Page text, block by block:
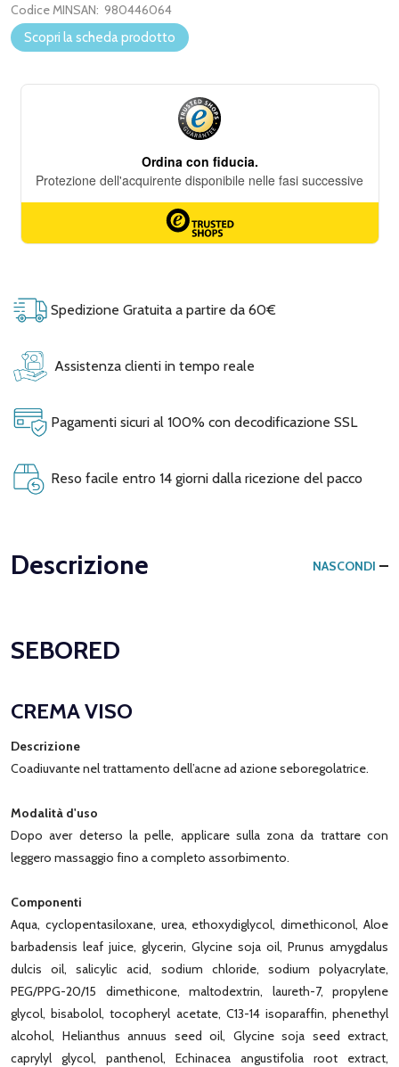
Codice MINSAN: 980446064
Scopri la scheda prodotto
Spedizione Gratuita a partire da 60€
Assistenza clienti in tempo reale
Pagamenti sicuri al 100% con decodificazione SSL
Reso facile entro 14 giorni dalla ricezione del pacco
Descrizione NASCONDI
SEBORED
CREMA VISO
Descrizione
Coadiuvante nel trattamento dell’acne ad azione seboregolatrice.
Modalità d'uso
Dopo aver deterso la pelle, applicare sulla zona da trattare con
leggero massaggio fino a completo assorbimento.
Componenti
Aqua, cyclopentasiloxane, urea, ethoxydiglycol, dimethiconol, Aloe
barbadensis leaf juice, glycerin, Glycine soja oil, Prunus amygdalus
dulcis oil, salicylic acid, sodium chloride, sodium polyacrylate,
PEG/PPG-20/15 dimethicone, maltodextrin, laureth-7, propylene
glycol, bisabolol, tocopheryl acetate, C13-14 isoparaffin, phenethyl
alcohol, Helianthus annuus seed oil, Glycine soja seed extract,
caprylyl glycol, panthenol, Echinacea angustifolia root extract,